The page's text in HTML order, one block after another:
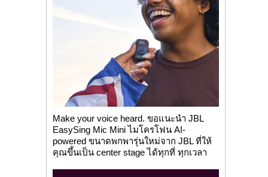
Make your voice heard. ขอแนะนำ JBL
EasySing Mic Mini ไมโครโฟน AI-
powered ขนาดพกพารุ่นใหม่จาก JBL ที่ให้
คุณขึ้นเป็น center stage ได้ทุกที่ ทุกเวลา